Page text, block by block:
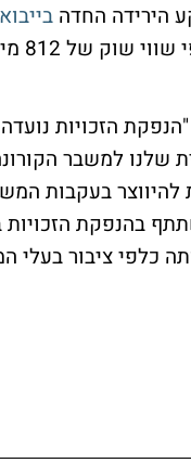
הירידה החדה
הזכויות
למשבר
להיווצר בעקבות
בהנפקת
כלפי ציבור בעלי